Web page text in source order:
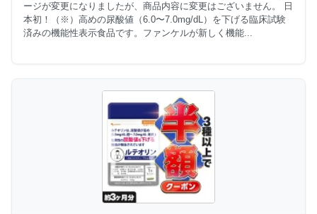
ージが変更になりましたが、商品内容に変更はございません。 日
本初！（※）高めの尿酸値（6.0〜7.0mg/dL）を下げる臨床試験
済みの機能性表示食品です。ファンケルが新しく機能...